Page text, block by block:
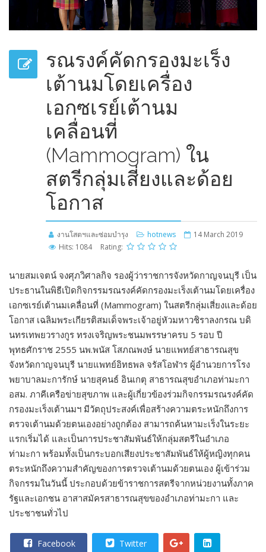
รณรงค์คัดกรองมะเร็ง
เต้านมโดยเครื่อง
เอกซเรย์เต้านม
เคลื่อนที่
(Mammogram) ใน
สตรีกลุ่มเสี่ยงและด้อย
โอกาส
งานโสตฯและซ่อมบำรุง hotnews
14 March 2019
Hits: 1084
Rating:
นายสมเจตน์ จงศุภวิศาลกิจ รองผู้ว่าราชการจังหวัดกาญจนบุรี เป็น
ประธานในพิธีเปิดกิจกรรมรณรงค์คัดกรองมะเร็งเต้านมโดยเครื่อง
เอกซเรย์เต้านมเคลื่อนที่ (Mammogram) ในสตรีกลุ่มเสี่ยงและด้อย
โอกาส เฉลิมพระเกียรติสมเด็จพระเจ้าอยู่หัวมหาวชิราลงกรณ บดิ
นทรเทพยวรางกูร ทรงเจริญพระชนมพรรษาครบ 5 รอบ ปี
พุทธศักราช 2555 นพ.พนัส โสภณพงษ์ นายแพทย์สาธารณสุข
จังหวัดกาญจนบุรี นายแพทย์อิทธพล จรัสโอฬาร ผู้อำนวยการโรง
พยาบาลมะการักษ์ นายสุคนธ์ อินเกตุ สาธารณสุขอำเภอท่ามะกา
อสม. ภาคีเครือข่ายสุขภาพ และผู้เกี่ยวข้องร่วมกิจกรรมรณรงค์คัด
กรองมะเร็งเต้านมฯ มีวัตถุประสงค์เพื่อสร้างความตระหนักถึงการ
ตรวจเต้านมด้วยตนเองอย่างถูกต้อง สามารถค้นหามะเร็งในระยะ
แรกเริ่มได้ และเป็นการประชาสัมพันธ์ให้กลุ่มสตรีในอำเภอ
ท่ามะกา พร้อมทั้งเป็นกระบอกเสียงประชาสัมพันธ์ให้ผู้หญิงทุกคน
ตระหนักถึงความสำคัญของการตรวจเต้านมด้วยตนเอง ผู้เข้าร่วม
กิจกรรมในวันนี้ ประกอบด้วยข้าราชการสตรีจากหน่วยงานทั้งภาค
รัฐและเอกชน อาสาสมัครสาธารณสุขของอำเภอท่ามะกา และ
ประชาชนทั่วไป
Facebook Twitter